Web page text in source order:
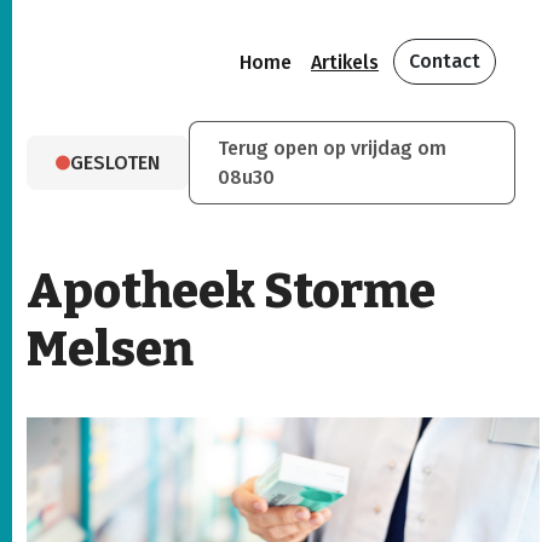
Home Artikels Contact
GESLOTEN
Terug open op vrijdag om
08u30
Apotheek Storme
Melsen